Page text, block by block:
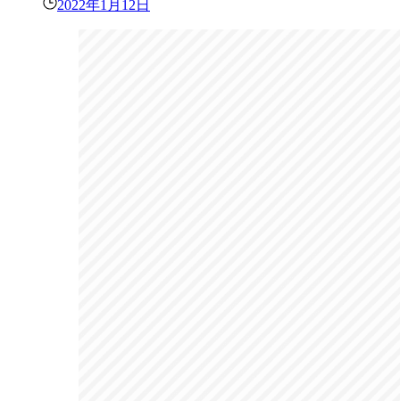
2022年1月12日